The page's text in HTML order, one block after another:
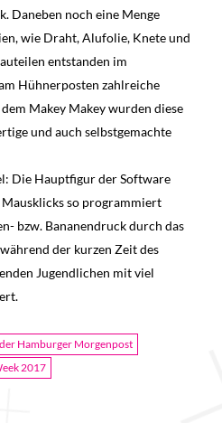
Daneben noch eine Menge
wie Draht, Alufolie, Knete und
entstanden im
Hühnerposten zahlreiche
Makey Makey wurden diese
und auch selbstgemachte
Die Hauptfigur der Software
Mausklicks so programmiert
bzw. Bananendruck durch das
der kurzen Zeit des
Jugendlichen mit viel
Hamburger Morgenpost
2017